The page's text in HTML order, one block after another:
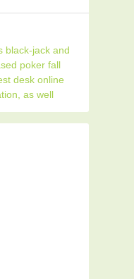
black-jack and
poker fall
desk online
as well